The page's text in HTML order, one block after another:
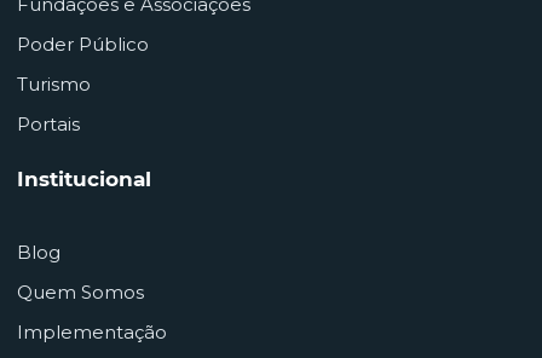
Poder Público
Turismo
Portais
Institucional
Blog
Quem Somos
Implementação